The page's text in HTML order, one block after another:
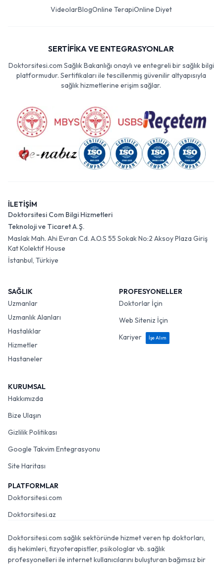
VideolarBlogOnline TerapiOnline Diyet
SERTİFİKA VE ENTEGRASYONLAR
Doktorsitesi.com Sağlık Bakanlığı onaylı ve entegreli bir sağlık bilgi
platformudur. Sertifikaları ile tescillenmiş güvenilir altyapısıyla
sağlık hizmetlerine erişim sağlar.
İLETİŞİM
Doktorsitesi Com Bilgi Hizmetleri
Teknoloji ve Ticaret A.Ş.
Maslak Mah. Ahi Evran Cd. A.O.S 55 Sokak No:2 Aksoy Plaza Giriş
Kat Kolektif House
İstanbul, Türkiye
SAĞLIK
Uzmanlar
Uzmanlık Alanları
Hastalıklar
Hizmetler
Hastaneler
PROFESYONELLER
Doktorlar İçin
Web Siteniz İçin
Kariyer
İşe Alım
KURUMSAL
Hakkımızda
Bize Ulaşın
Gizlilik Politikası
Google Takvim Entegrasyonu
Site Haritası
PLATFORMLAR
Doktorsitesi.com
Doktorsitesi.az
Doktorsitesi.com sağlık sektöründe hizmet veren tıp doktorları,
diş hekimleri, fizyoterapistler, psikologlar vb. sağlık
profesyonelleri ile internet kullanıcılarını buluşturan bağımsız bir